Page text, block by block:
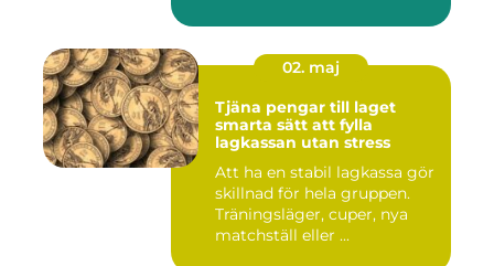
02. maj
Tjäna pengar till laget
smarta sätt att fylla
lagkassan utan stress
Att ha en stabil lagkassa gör
skillnad för hela gruppen.
Träningsläger, cuper, nya
matchställ eller ...